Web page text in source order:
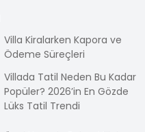
Villa Kiralarken Kapora ve
Ödeme Süreçleri
Villada Tatil Neden Bu Kadar
Popüler? 2026’in En Gözde
Lüks Tatil Trendi